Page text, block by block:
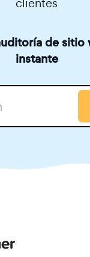
de sitio
instante